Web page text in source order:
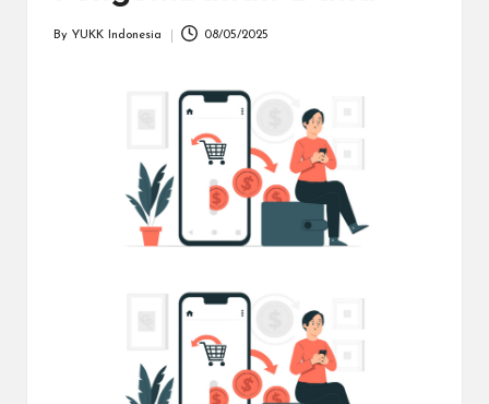
menerima
By YUKK Indonesia 08/05/2025